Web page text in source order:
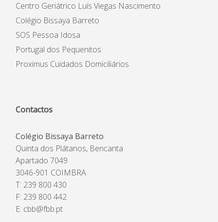
Centro Geriátrico Luís Viegas Nascimento
Colégio Bissaya Barreto
SOS Pessoa Idosa
Portugal dos Pequenitos
Proximus Cuidados Domiciliários
Contactos
Colégio Bissaya Barreto
Quinta dos Plátanos, Bencanta
Apartado 7049
3046-901 COIMBRA
T: 239 800 430
F: 239 800 442
E: cbb@fbb.pt